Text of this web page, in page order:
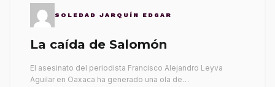
SOLEDAD JARQUÍN EDGAR
La caída de Salomón
El asesinato del periodista Francisco Alejandro Leyva
Aguilar en Oaxaca ha generado una ola de…